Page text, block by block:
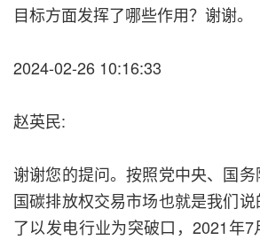
目标方面发挥了哪些作用？谢谢。
2024-02-26 10:16:33
赵英民:
谢谢您的提问。按照党中央、国
国碳排放权交易市场也就是我们
了以发电行业为突破口，2021年